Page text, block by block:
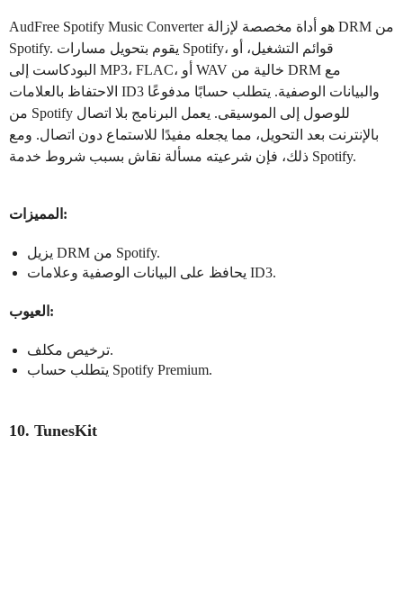
AudFree Spotify Music Converter هو أداة مخصصة لإزالة DRM من
Spotify. يقوم بتحويل مسارات Spotify، قوائم التشغيل، أو
البودكاست إلى MP3، FLAC، أو WAV خالية من DRM مع
الاحتفاظ بالعلامات ID3 والبيانات الوصفية. يتطلب حسابًا مدفوعًا
من Spotify للوصول إلى الموسيقى. يعمل البرنامج بلا اتصال
بالإنترنت بعد التحويل، مما يجعله مفيدًا للاستماع دون اتصال. ومع
ذلك، فإن شرعيته مسألة نقاش بسبب شروط خدمة Spotify.
المميزات:
يزيل DRM من Spotify.
يحافظ على البيانات الوصفية وعلامات ID3.
العيوب:
ترخيص مكلف.
يتطلب حساب Spotify Premium.
10. TunesKit